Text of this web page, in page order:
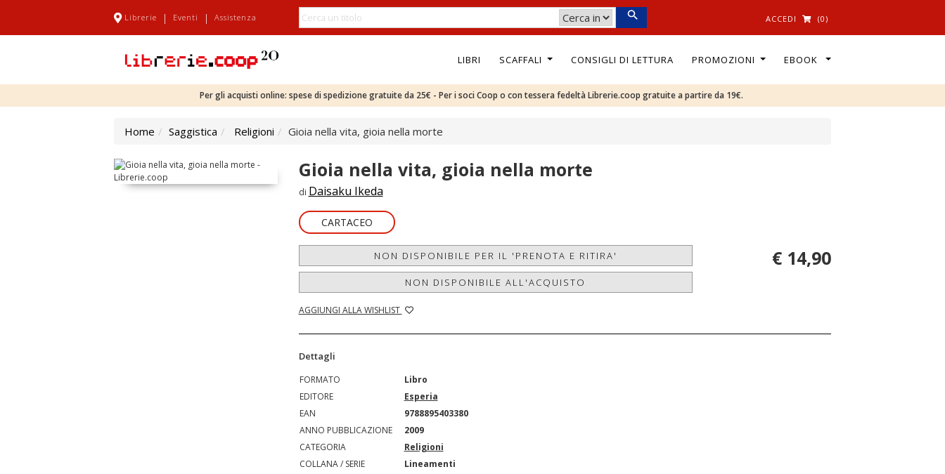
Librerie | Eventi | Assistenza ACCEDI (0)
LIBRI SCAFFALI CONSIGLI DI LETTURA PROMOZIONI EBOOK
Per gli acquisti online: spese di spedizione gratuite da 25€ - Per i soci Coop o con tessera fedeltà Librerie.coop gratuite a partire da 19€.
Home Saggistica Religioni Gioia nella vita, gioia nella morte
Gioia nella vita, gioia nella morte
di Daisaku Ikeda
CARTACEO
NON DISPONIBILE PER IL 'PRENOTA E RITIRA'
NON DISPONIBILE ALL'ACQUISTO
AGGIUNGI ALLA WISHLIST
€ 14,90
Dettagli
FORMATO
Libro
EDITORE
Esperia
EAN
9788895403380
ANNO PUBBLICAZIONE
2009
CATEGORIA
Religioni
COLLANA / SERIE
Lineamenti